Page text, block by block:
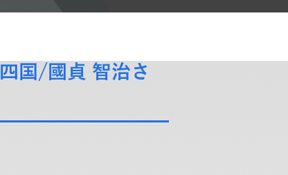
国/國貞 智治さ